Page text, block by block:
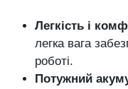
Легкість і
легка вага
роботі.
Потужний